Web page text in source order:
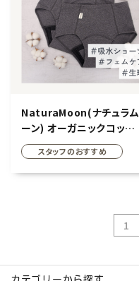
NaturaMoon(ナチュラム
ーン) オーガニックコット
ン 吸水ショーツ
スタッフのおすすめ
1